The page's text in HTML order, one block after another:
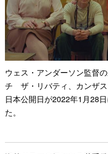
ウェス・アンダーソン監督
チ ザ・リバティ、カンザ
日本公開日が2022年1月28
た。